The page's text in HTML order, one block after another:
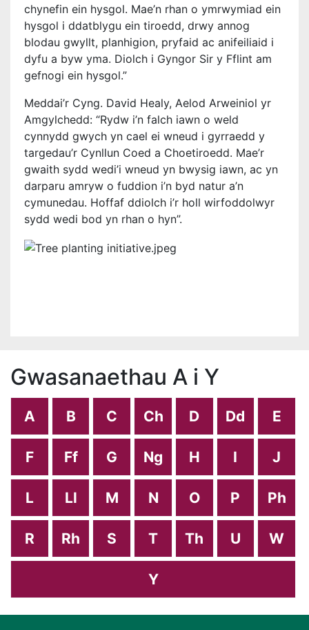
chynefin ein hysgol. Mae’n rhan o ymrwymiad ein
hysgol i ddatblygu ein tiroedd, drwy annog
blodau gwyllt, planhigion, pryfaid ac anifeiliaid i
dyfu a byw yma. Diolch i Gyngor Sir y Fflint am
gefnogi ein hysgol.”
Meddai’r Cyng. David Healy, Aelod Arweiniol yr
Amgylchedd: “Rydw i’n falch iawn o weld
cynnydd gwych yn cael ei wneud i gyrraedd y
targedau’r Cynllun Coed a Choetiroedd. Mae’r
gwaith sydd wedi’i wneud yn bwysig iawn, ac yn
darparu amryw o fuddion i’n byd natur a’n
cymunedau. Hoffaf ddiolch i’r holl wirfoddolwyr
sydd wedi bod yn rhan o hyn”.
Gwasanaethau A i Y
A B C Ch D Dd E
F Ff G Ng H I J
L Ll M N O P Ph
R Rh S T Th U W
Y